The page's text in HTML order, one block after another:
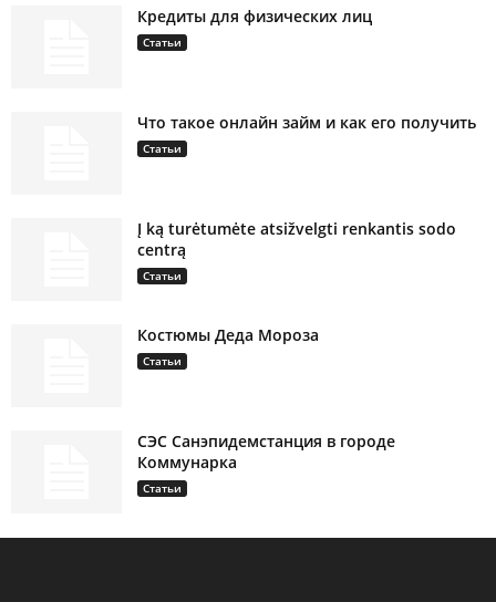
Кредиты для физических лиц
Статьи
Что такое онлайн займ и как его получить
Статьи
Į ką turėtumėte atsižvelgti renkantis sodo
centrą
Статьи
Костюмы Деда Мороза
Статьи
СЭС Санэпидемстанция в городе
Коммунарка
Статьи